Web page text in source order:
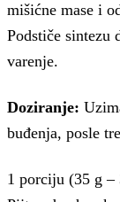
mišićne mase i
Podstiče sintezu
varenje.
Doziranje:
buđenja, posle
1 porciju (35 g –